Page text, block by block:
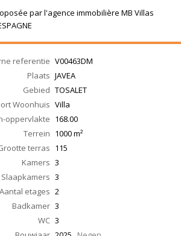
par l'agence immobilière MB Villas
referentie V00463DM
Plaats JAVEA
Gebied TOSALET
Woonhuis Villa
oppervlakte 168.00
Terrein 1000 m²
terras 115
Kamers 3
Slaapkamers 3
Aantal etages 2
Badkamer 3
WC 3